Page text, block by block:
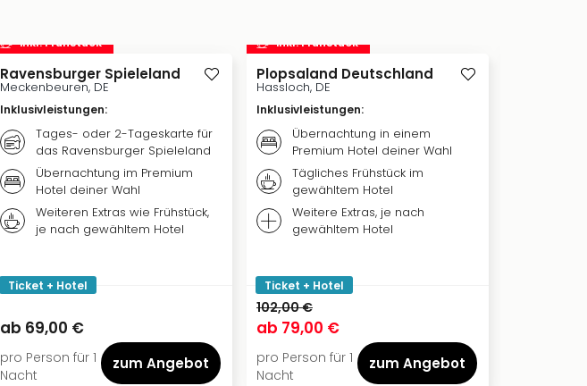
inkl. Frühstück
Ravensburger Spieleland
Meckenbeuren, DE
Inklusivleistungen:
Tages- oder 2-Tageskarte für
das Ravensburger Spieleland
Übernachtung im Premium
Hotel deiner Wahl
Weiteren Extras wie Frühstück,
je nach gewähltem Hotel
Ticket + Hotel
ab 69,00 €
pro Person für 1
Nacht
zum Angebot
inkl. Frühstück
Plopsaland Deutschland
Hassloch, DE
Inklusivleistungen:
Übernachtung in einem
Premium Hotel deiner Wahl
Tägliches Frühstück im
gewähltem Hotel
Weitere Extras, je nach
gewähltem Hotel
Ticket + Hotel
102,00 €
ab 79,00 €
pro Person für 1
Nacht
zum Angebot